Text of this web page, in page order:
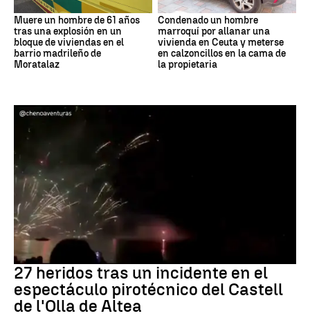
Muere un hombre de 61 años
tras una explosión en un
bloque de viviendas en el
barrio madrileño de
Moratalaz
Condenado un hombre
marroquí por allanar una
vivienda en Ceuta y meterse
en calzoncillos en la cama de
la propietaria
Incidente
27 heridos tras un incidente en el
espectáculo pirotécnico del Castell
de l'Olla de Altea